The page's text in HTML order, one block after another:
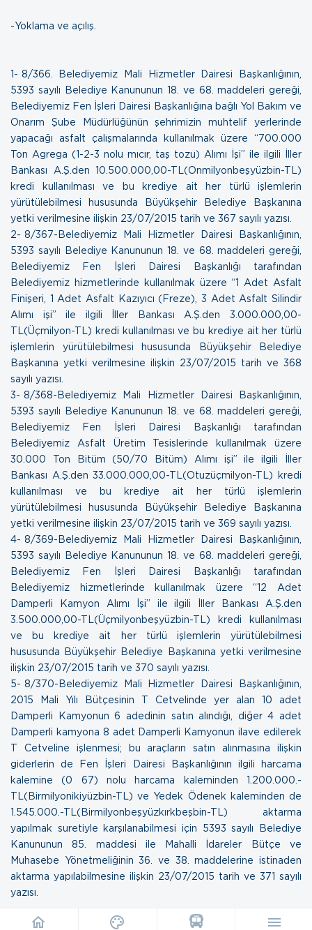
- Yoklama ve açılış.
1- 8/366. Belediyemiz Mali Hizmetler Dairesi Başkanlığının,
5393 sayılı Belediye Kanununun 18. ve 68. maddeleri gereği,
Belediyemiz Fen İşleri Dairesi Başkanlığına bağlı Yol Bakım ve
Onarım Şube Müdürlüğünün şehrimizin muhtelif yerlerinde
yapacağı asfalt çalışmalarında kullanılmak üzere “700.000
Ton Agrega (1-2-3 nolu mıcır, taş tozu) Alımı İşi” ile ilgili İller
Bankası A.Ş.den 10.500.000,00-TL(Onmilyonbeşyüzbin-TL)
kredi kullanılması ve bu krediye ait her türlü işlemlerin
yürütülebilmesi hususunda Büyükşehir Belediye Başkanına
yetki verilmesine ilişkin 23/07/2015 tarih ve 367 sayılı yazısı
2- 8/367-Belediyemiz Mali Hizmetler Dairesi Başkanlığının,
5393 sayılı Belediye Kanununun 18. ve 68. maddeleri gereği,
Belediyemiz Fen İşleri Dairesi Başkanlığı tarafından
Belediyemiz hizmetlerinde kullanılmak üzere “1 Adet Asfalt
Finişeri, 1 Adet Asfalt Kazıyıcı (Freze), 3 Adet Asfalt Silindir
Alımı işi” ile ilgili İller Bankası A.Ş.den 3.000.000,00-
TL(Üçmilyon-TL) kredi kullanılması ve bu krediye ait her türlü
işlemlerin yürütülebilmesi hususunda Büyükşehir Belediye
Başkanına yetki verilmesine ilişkin 23/07/2015 tarih ve 368
sayılı yazısı
3- 8/368-Belediyemiz Mali Hizmetler Dairesi Başkanlığının,
5393 sayılı Belediye Kanununun 18. ve 68. maddeleri gereği,
Belediyemiz Fen İşleri Dairesi Başkanlığı tarafından
Belediyemiz Asfalt Üretim Tesislerinde kullanılmak üzere
30.000 Ton Bitüm (50/70 Bitüm) Alımı işi” ile ilgili İller
Bankası A.Ş.den 33.000.000,00-TL(Otuzüçmilyon-TL) kredi
kullanılması ve bu krediye ait her türlü işlemlerin
yürütülebilmesi hususunda Büyükşehir Belediye Başkanına
yetki verilmesine ilişkin 23/07/2015 tarih ve 369 sayılı yazısı
4- 8/369-Belediyemiz Mali Hizmetler Dairesi Başkanlığının,
5393 sayılı Belediye Kanununun 18. ve 68. maddeleri gereği,
Belediyemiz Fen İşleri Dairesi Başkanlığı tarafından
Belediyemiz hizmetlerinde kullanılmak üzere “12 Adet
Damperli Kamyon Alımı İşi” ile ilgili İller Bankası A.Ş.den
3.500.000,00-TL(Üçmilyonbeşyüzbin-TL) kredi kullanılması
ve bu krediye ait her türlü işlemlerin yürütülebilmesi
hususunda Büyükşehir Belediye Başkanına yetki verilmesine
ilişkin 23/07/2015 tarih ve 370 sayılı yazısı
5- 8/370-Belediyemiz Mali Hizmetler Dairesi Başkanlığının,
2015 Mali Yılı Bütçesinin T Cetvelinde yer alan 10 adet
Damperli Kamyonun 6 adedinin satın alındığı, diğer 4 adet
Damperli kamyona 8 adet Damperli Kamyonun ilave edilerek
T Cetveline işlenmesi; bu araçların satın alınmasına ilişkin
giderlerin de Fen İşleri Dairesi Başkanlığının ilgili harcama
kalemine (0 67) nolu harcama kaleminden 1.200.000.-
TL(Birmilyonikiyüzbin-TL) ve Yedek Ödenek kaleminden de
1.545.000.-TL(Birmilyonbeşyüzkırkbeşbin-TL) aktarma
yapılmak suretiyle karşılanabilmesi için 5393 sayılı Belediye
Kanununun 85. maddesi ile Mahalli İdareler Bütçe ve
Muhasebe Yönetmeliğinin 36. ve 38. maddelerine istinaden
aktarma yapılabilmesine ilişkin 23/07/2015 tarih ve 371 sayılı
yazısı